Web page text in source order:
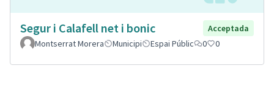
Segur i Calafell net i bonic
Acceptada
Montserrat Morera
Municipi Espai Públic 0 0